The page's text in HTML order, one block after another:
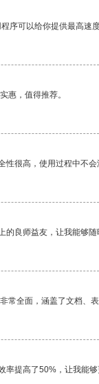
序可以给你提供最高速
惠，值得推荐。
性很高，使用过程中不
的良师益友，让我能够随
常全面，涵盖了文档、
率提高了50%，让我能